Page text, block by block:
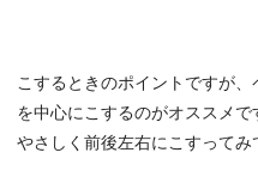
こするときのポイントですが
を中心にこするのがオススメで
やさしく前後左右にこすってみ